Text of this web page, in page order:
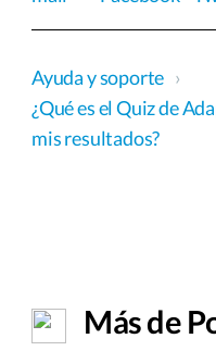
Ayuda y soporte ›
¿Qué es el Quiz de
mis resultados?
Más de